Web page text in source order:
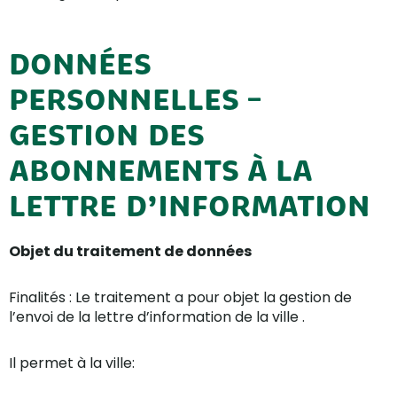
DONNÉES
PERSONNELLES –
GESTION DES
ABONNEMENTS À LA
LETTRE D’INFORMATION
Objet du traitement de données
Finalités : Le traitement a pour objet la gestion de
l’envoi de la lettre d’information de la ville .
Il permet à la ville: